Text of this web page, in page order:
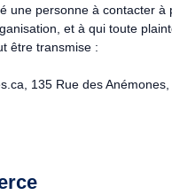
une personne à contacter à
et à qui toute
être transmise :
, 135 Rue des